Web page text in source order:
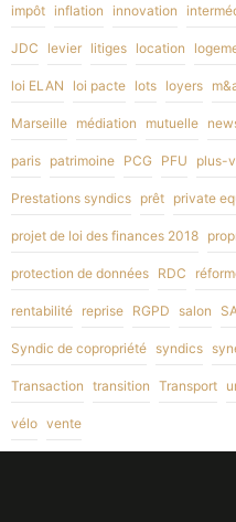
impôt inflation innovation
JDC levier litiges location
loi ELAN loi pacte lots loyers
Marseille médiation mutuelle
paris patrimoine PCG PFU plus-
Prestations syndics prêt private
projet de loi des finances 2018
protection de données RDC
rentabilité reprise RGPD salon
Syndic de copropriété syndics
Transaction transition Transport
vélo vente